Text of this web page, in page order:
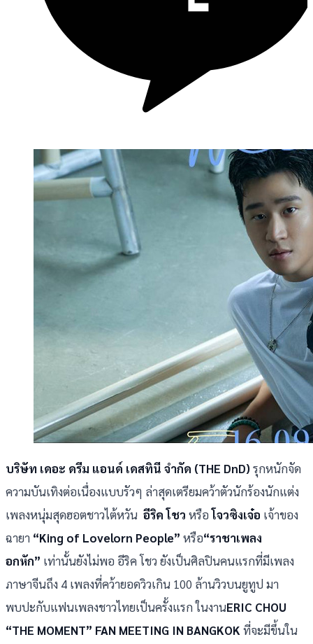
บริษัท เดอะ ดรีม แอนด์ เดสทินี จำกัด (THE DnD) รุกหนักจัด
ความบันเทิงต่อเนื่องแบบรัวๆ ล่าสุดเตรียมคว้าตัวนักร้องนักแต่ง
เพลงหนุ่มสุดฮอตชาวไต้หวัน อีริค โชว หรือโจวซิงเจ๋อ เจ้าของ
ฉายา “King of Lovelorn People” หรือ“ราชาเพลง
อกหัก” เท่านั้นยังไม่พอ อีริค โชว ยังเป็นศิลปินคนแรกที่มีเพลง
ภาษาจีนถึง 4 เพลงที่คว้ายอดวิวเกิน 100 ล้านวิวบนยูทูป มา
พบปะกับแฟนเพลงชาวไทยเป็นครั้งแรก ในงานERIC CHOU
“THE MOMENT” FAN MEETING IN BANGKOKที่จะมีขึ้นใน